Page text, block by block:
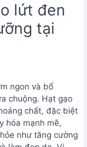
lứt đen
tại
ngon và bổ
chuộng. Hạt gạo
chất, đặc biệt
hóa mạnh mẽ,
như tăng cường